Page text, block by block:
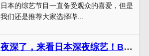
日本的综艺节目一直备受观众的喜爱，但是
我们还是推荐大家选择哔...
夜深了，来看日本深夜综艺！B站、哔哩哔哩都可以看